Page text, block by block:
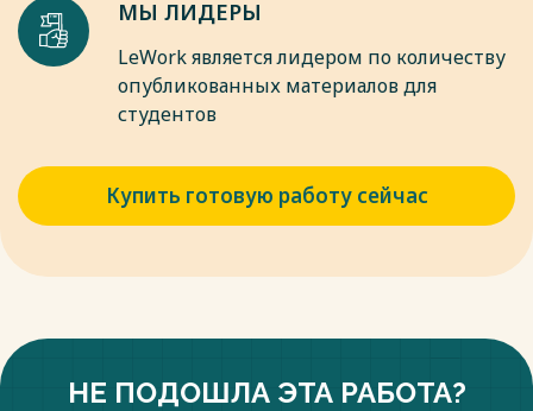
МЫ ЛИДЕРЫ
LeWork является лидером по количеству
опубликованных материалов для
студентов
Купить готовую работу сейчас
НЕ ПОДОШЛА ЭТА РАБОТА?